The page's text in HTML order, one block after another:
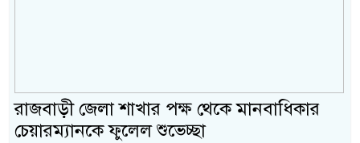
রাজবাড়ী জেলা শাখার পক্ষ থেকে মানবাধিকার
চেয়ারম্যানকে ফুলেল শুভেচ্ছা